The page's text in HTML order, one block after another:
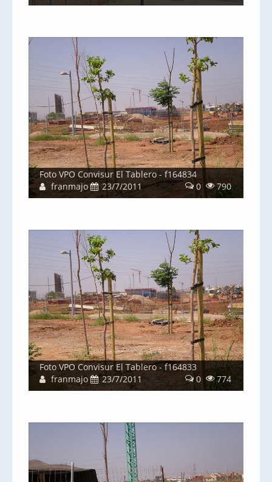
Foto VPO Convisur El Tablero - f164834
franmajo
23/7/2011 0 790
Foto VPO Convisur El Tablero - f164833
franmajo
23/7/2011 0 774